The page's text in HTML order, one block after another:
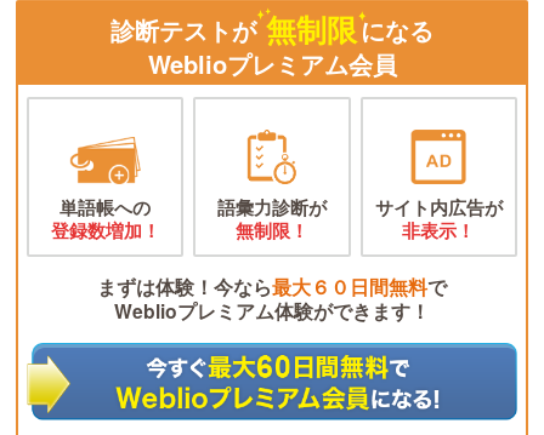
診断テストが 無制限になる
Weblioプレミアム会員
単語帳への
登録数増加！
語彙力診断が
無制限！
サイト内広告が
非表示！
まずは体験！今なら最大６０日間無料で
Weblioプレミアム体験ができます！